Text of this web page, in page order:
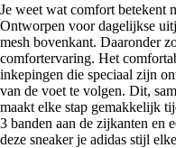
Je weet wat comfort betekent
Ontworpen voor dagelijkse
mesh bovenkant. Daaronder
comfortervaring. Het
inkepingen die speciaal zijn
van de voet te volgen. Dit,
maakt elke stap gemakkelijk
3 banden aan de zijkanten en
deze sneaker je adidas stijl